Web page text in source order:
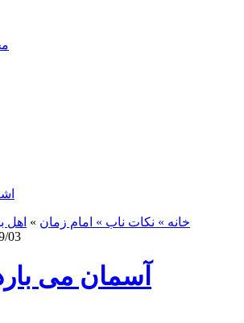
خانه » نکات ناب » امام زمان »
03
آسمان می